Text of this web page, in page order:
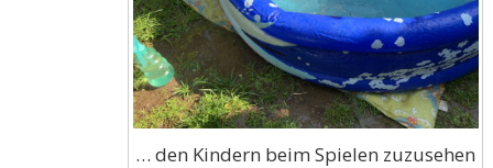
… den Kindern beim Spielen zuzusehen